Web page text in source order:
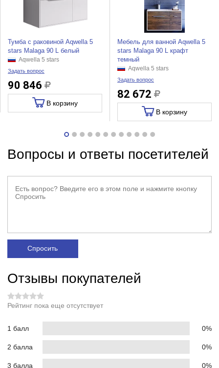
Тумба с раковиной Aqwella 5
stars Malaga 90 L белый
Aqwella 5 stars
Задать вопрос
90 846
В корзину
Мебель для ванной Aqwella 5
stars Malaga 90 L крафт
темный
Aqwella 5 stars
Задать вопрос
82 672
В корзину
Вопросы и ответы посетителей
Спросить
Отзывы покупателей
Рейтинг пока еще отсутствует
1 балл 0%
2 балла 0%
3 балла 0%